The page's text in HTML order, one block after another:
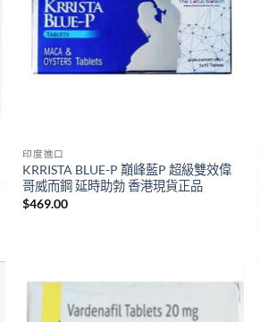
印度進口
KRRISTA BLUE-P 巔峰藍P 超級雙效偉
哥威而鋼 延時助勃 香港現貨正品
$469.00